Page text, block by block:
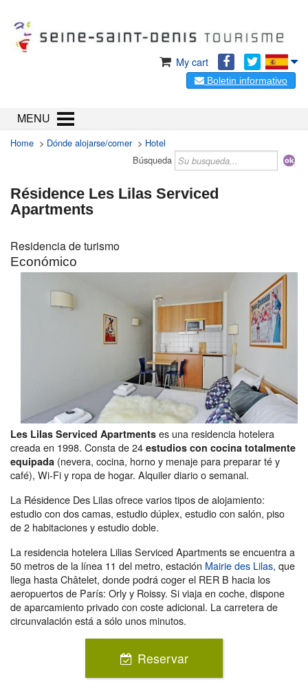
My cart
Boletin informativo
MENU
Home > Dónde alojarse/comer> Hotel
Búsqueda
Résidence Les Lilas Serviced
Apartments
Residencia de turismo
Económico
Les Lilas Serviced Apartments es una residencia hotelera
creada en 1998. Consta de 24 estudios con cocina totalmente
equipada (nevera, cocina, horno y menaje para preparar té y
café), Wi-Fi y ropa de hogar. Alquiler diario o semanal.
La Résidence Des Lilas ofrece varios tipos de alojamiento:
estudio con dos camas, estudio dúplex, estudio con salón, piso
de 2 habitaciones y estudio doble.
La residencia hotelera Lilias Serviced Apartments se encuentra a
50 metros de la línea 11 del metro, estación Mairie des Lilas, que
llega hasta Châtelet, donde podrá coger el RER B hacia los
aeropuertos de París: Orly y Roissy. Si viaja en coche, dispone
de aparcamiento privado con coste adicional. La carretera de
circunvalación está a sólo unos minutos.
Reservar